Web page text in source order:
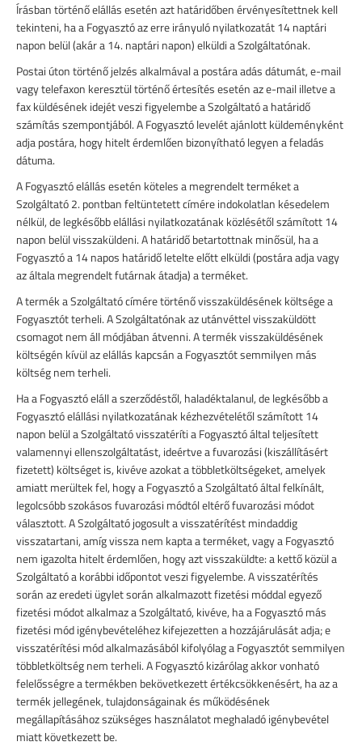
Írásban történő elállás esetén azt határidőben érvényesítettnek kell
tekinteni, ha a Fogyasztó az erre irányuló nyilatkozatát 14 naptári
napon belül (akár a 14. naptári napon) elküldi a Szolgáltatónak.
Postai úton történő jelzés alkalmával a postára adás dátumát, e-mail
vagy telefaxon keresztül történő értesítés esetén az e-mail illetve a
fax küldésének idejét veszi figyelembe a Szolgáltató a határidő
számítás szempontjából. A Fogyasztó levelét ajánlott küldeményként
adja postára, hogy hitelt érdemlően bizonyítható legyen a feladás
dátuma.
A Fogyasztó elállás esetén köteles a megrendelt terméket a
Szolgáltató 2. pontban feltüntetett címére indokolatlan késedelem
nélkül, de legkésőbb elállási nyilatkozatának közlésétől számított 14
napon belül visszaküldeni. A határidő betartottnak minősül, ha a
Fogyasztó a 14 napos határidő letelte előtt elküldi (postára adja vagy
az általa megrendelt futárnak átadja) a terméket.
A termék a Szolgáltató címére történő visszaküldésének költsége a
Fogyasztót terheli. A Szolgáltatónak az utánvéttel visszaküldött
csomagot nem áll módjában átvenni. A termék visszaküldésének
költségén kívül az elállás kapcsán a Fogyasztót semmilyen más
költség nem terheli.
Ha a Fogyasztó eláll a szerződéstől, haladéktalanul, de legkésőbb a
Fogyasztó elállási nyilatkozatának kézhezvételétől számított 14
napon belül a Szolgáltató visszatéríti a Fogyasztó által teljesített
valamennyi ellenszolgáltatást, ideértve a fuvarozási (kiszállításért
fizetett) költséget is, kivéve azokat a többletköltségeket, amelyek
amiatt merültek fel, hogy a Fogyasztó a Szolgáltató által felkínált,
legolcsóbb szokásos fuvarozási módtól eltérő fuvarozási módot
választott. A Szolgáltató jogosult a visszatérítést mindaddig
visszatartani, amíg vissza nem kapta a terméket, vagy a Fogyasztó
nem igazolta hitelt érdemlően, hogy azt visszaküldte: a kettő közül a
Szolgáltató a korábbi időpontot veszi figyelembe. A visszatérítés
során az eredeti ügylet során alkalmazott fizetési móddal egyező
fizetési módot alkalmaz a Szolgáltató, kivéve, ha a Fogyasztó más
fizetési mód igénybevételéhez kifejezetten a hozzájárulását adja; e
visszatérítési mód alkalmazásából kifolyólag a Fogyasztót semmilyen
többletköltség nem terheli. A Fogyasztó kizárólag akkor vonható
felelősségre a termékben bekövetkezett értékcsökkenésért, ha az a
termék jellegének, tulajdonságainak és működésének
megállapításához szükséges használatot meghaladó igénybevétel
miatt következett be.